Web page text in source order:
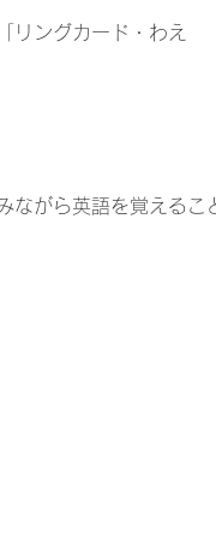
リングカード・わえ
ながら英語を覚えるこ